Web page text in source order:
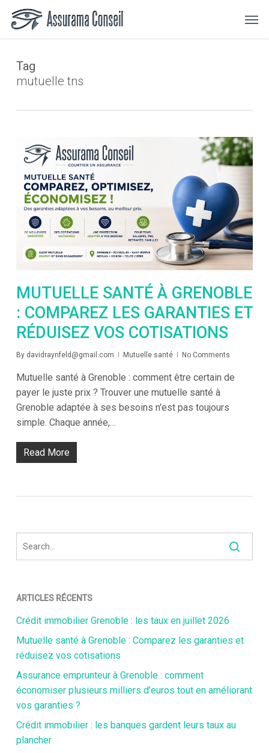
Tag
mutuelle tns
MUTUELLE SANTÉ À GRENOBLE
: COMPAREZ LES GARANTIES ET
RÉDUISEZ VOS COTISATIONS
By davidraynfeld@gmail.com Mutuelle santé No Comments
Mutuelle santé à Grenoble : comment être certain de
payer le juste prix ? Trouver une mutuelle santé à
Grenoble adaptée à ses besoins n'est pas toujours
simple. Chaque année,…
Read More
ARTICLES RÉCENTS
Crédit immobilier Grenoble : les taux en juillet 2026
Mutuelle santé à Grenoble : Comparez les garanties et
réduisez vos cotisations
Assurance emprunteur à Grenoble : comment
économiser plusieurs milliers d’euros tout en améliorant
vos garanties ?
Crédit immobilier : les banques gardent leurs taux au
plancher